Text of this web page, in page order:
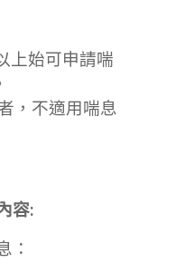
上始可申請喘
，不適用喘息
容:
：